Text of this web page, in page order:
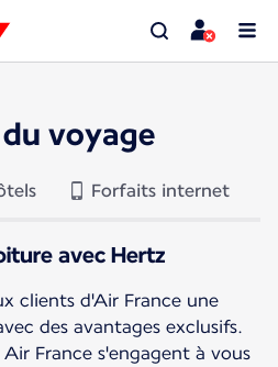
voyage
Forfaits internet
avec Hertz
clients d'Air France une
des avantages exclusifs.
France s'engagent à vous